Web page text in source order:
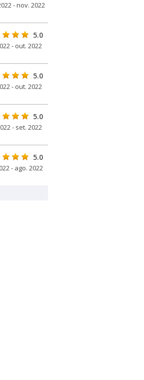
- nov. 2022
5.0
- out. 2022
5.0
- out. 2022
5.0
- set. 2022
5.0
- ago. 2022